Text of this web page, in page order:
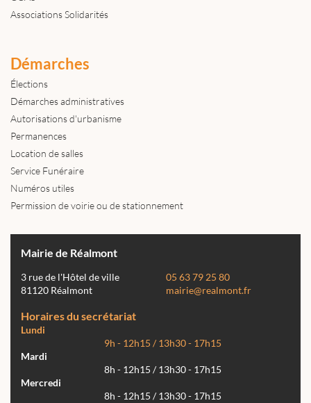
Associations Solidarités
Démarches
Élections
Démarches administratives
Autorisations d'urbanisme
Permanences
Location de salles
Service Funéraire
Numéros utiles
Permission de voirie ou de stationnement
Mairie de Réalmont
3 rue de l'Hôtel de ville
81120 Réalmont
05 63 79 25 80
mairie@realmont.fr
Horaires du secrétariat
Lundi
9h - 12h15 / 13h30 - 17h15
Mardi
8h - 12h15 / 13h30 - 17h15
Mercredi
8h - 12h15 / 13h30 - 17h15